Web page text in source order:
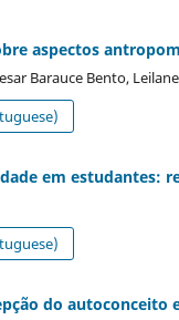
aspectos
Barauce Bento,
em estudantes:
do autoconceito